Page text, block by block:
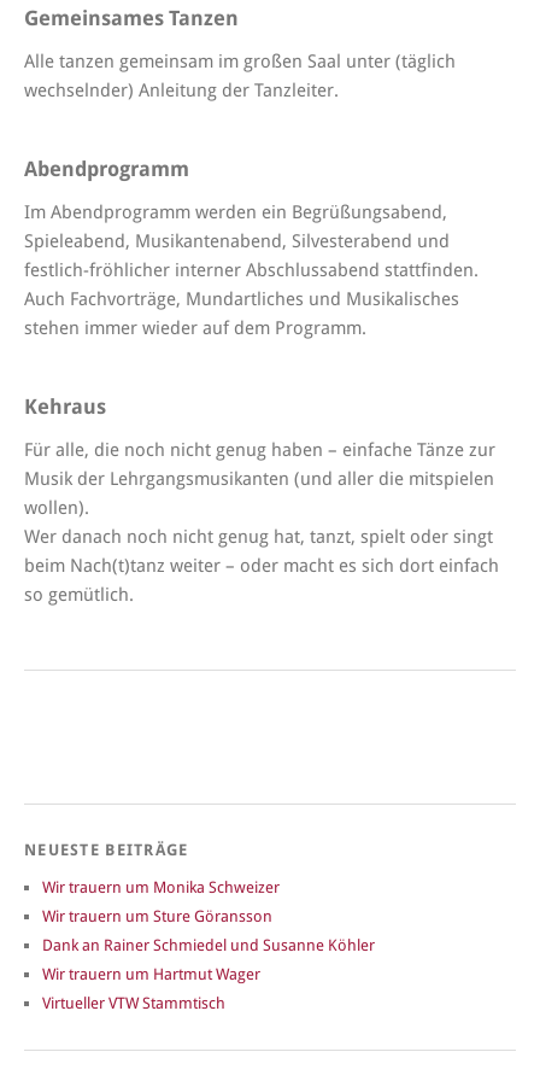
Gemeinsames Tanzen
Alle tanzen gemeinsam im großen Saal unter (täglich
wechselnder) Anleitung der Tanzleiter.
Abendprogramm
Im Abendprogramm werden ein Begrüßungsabend,
Spieleabend, Musikantenabend, Silvesterabend und
festlich-fröhlicher interner Abschlussabend stattfinden.
Auch Fachvorträge, Mundartliches und Musikalisches
stehen immer wieder auf dem Programm.
Kehraus
Für alle, die noch nicht genug haben – einfache Tänze zur
Musik der Lehrgangsmusikanten (und aller die mitspielen
wollen).
Wer danach noch nicht genug hat, tanzt, spielt oder singt
beim Nach(t)tanz weiter – oder macht es sich dort einfach
so gemütlich.
NEUESTE BEITRÄGE
Wir trauern um Monika Schweizer
Wir trauern um Sture Göransson
Dank an Rainer Schmiedel und Susanne Köhler
Wir trauern um Hartmut Wager
Virtueller VTW Stammtisch